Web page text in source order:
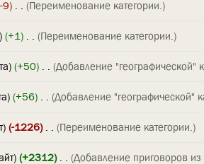
9) . . (Переименование категории.)
(+1) . . (Переименование категории.)
(+50) . . (Добавление "географической"
(+56) . . (Добавление "географической"
(-1226)‎ . . (Переименование категории.)
(+2312)‎ . . (Добавление приговоров